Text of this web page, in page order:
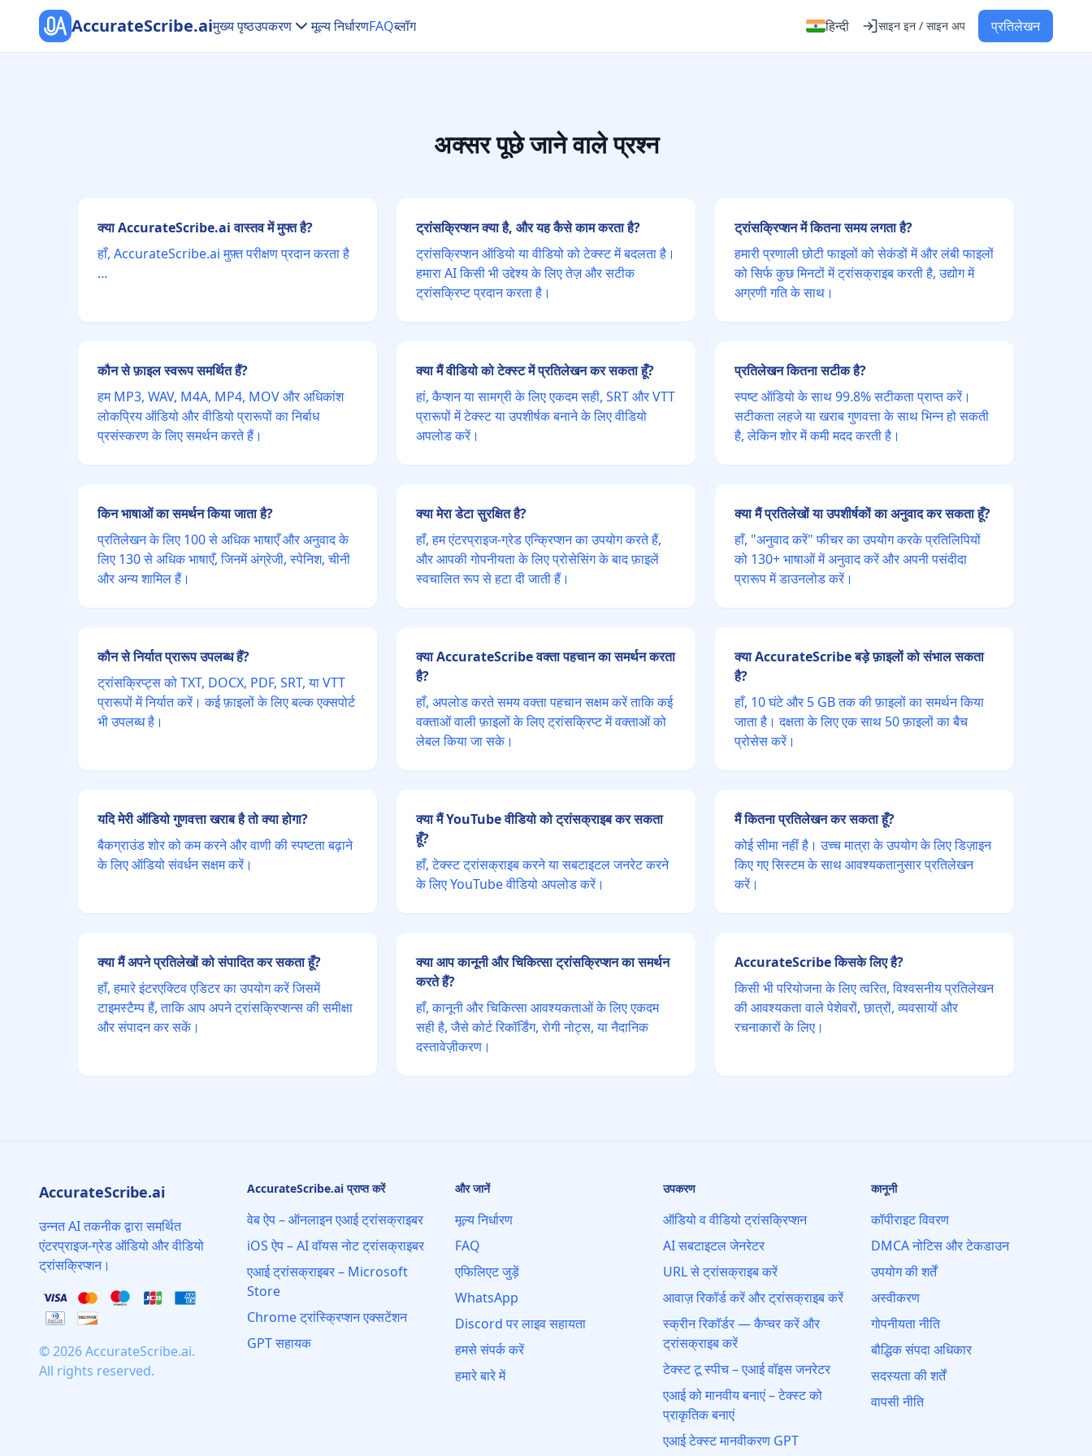
AccurateScribe.aiमुख्य पृष्ठउपकरण मूल्य निर्धारणFAQब्लॉग हिन्दी साइन इन / साइन अप प्रतिलेखन
अक्सर पूछे जाने वाले प्रश्न
क्या AccurateScribe.ai वास्तव में मुफ्त है?
हाँ, AccurateScribe.ai मुफ़्त परीक्षण प्रदान करता है
…
ट्रांसक्रिप्शन क्या है, और यह कैसे काम करता है?
ट्रांसक्रिप्शन ऑडियो या वीडियो को टेक्स्ट में बदलता है।
हमारा AI किसी भी उद्देश्य के लिए तेज़ और सटीक
ट्रांसक्रिप्ट प्रदान करता है।
ट्रांसक्रिप्शन में कितना समय लगता है?
हमारी प्रणाली छोटी फाइलों को सेकंडों में और लंबी फाइलों
को सिर्फ कुछ मिनटों में ट्रांसक्राइब करती है, उद्योग में
अग्रणी गति के साथ।
कौन से फ़ाइल स्वरूप समर्थित हैं?
हम MP3, WAV, M4A, MP4, MOV और अधिकांश
लोकप्रिय ऑडियो और वीडियो प्रारूपों का निर्बाध
प्रसंस्करण के लिए समर्थन करते हैं।
क्या मैं वीडियो को टेक्स्ट में प्रतिलेखन कर सकता हूँ?
हां, कैप्शन या सामग्री के लिए एकदम सही, SRT और VTT
प्रारूपों में टेक्स्ट या उपशीर्षक बनाने के लिए वीडियो
अपलोड करें।
प्रतिलेखन कितना सटीक है?
स्पष्ट ऑडियो के साथ 99.8% सटीकता प्राप्त करें।
सटीकता लहजे या खराब गुणवत्ता के साथ भिन्न हो सकती
है, लेकिन शोर में कमी मदद करती है।
किन भाषाओं का समर्थन किया जाता है?
प्रतिलेखन के लिए 100 से अधिक भाषाएँ और अनुवाद के
लिए 130 से अधिक भाषाएँ, जिनमें अंग्रेजी, स्पेनिश, चीनी
और अन्य शामिल हैं।
क्या मेरा डेटा सुरक्षित है?
हाँ, हम एंटरप्राइज-ग्रेड एन्क्रिप्शन का उपयोग करते हैं,
और आपकी गोपनीयता के लिए प्रोसेसिंग के बाद फ़ाइलें
स्वचालित रूप से हटा दी जाती हैं।
क्या मैं प्रतिलेखों या उपशीर्षकों का अनुवाद कर सकता हूँ?
हाँ, "अनुवाद करें" फीचर का उपयोग करके प्रतिलिपियों
को 130+ भाषाओं में अनुवाद करें और अपनी पसंदीदा
प्रारूप में डाउनलोड करें।
कौन से निर्यात प्रारूप उपलब्ध हैं?
ट्रांसक्रिप्ट्स को TXT, DOCX, PDF, SRT, या VTT
प्रारूपों में निर्यात करें। कई फ़ाइलों के लिए बल्क एक्सपोर्ट
भी उपलब्ध है।
क्या AccurateScribe वक्ता पहचान का समर्थन करता
है?
हाँ, अपलोड करते समय वक्ता पहचान सक्षम करें ताकि कई
वक्ताओं वाली फ़ाइलों के लिए ट्रांसक्रिप्ट में वक्ताओं को
लेबल किया जा सके।
क्या AccurateScribe बड़े फ़ाइलों को संभाल सकता
है?
हाँ, 10 घंटे और 5 GB तक की फ़ाइलों का समर्थन किया
जाता है। दक्षता के लिए एक साथ 50 फ़ाइलों का बैच
प्रोसेस करें।
यदि मेरी ऑडियो गुणवत्ता खराब है तो क्या होगा?
बैकग्राउंड शोर को कम करने और वाणी की स्पष्टता बढ़ाने
के लिए ऑडियो संवर्धन सक्षम करें।
क्या मैं YouTube वीडियो को ट्रांसक्राइब कर सकता
हूँ?
हाँ, टेक्स्ट ट्रांसक्राइब करने या सबटाइटल जनरेट करने
के लिए YouTube वीडियो अपलोड करें।
मैं कितना प्रतिलेखन कर सकता हूँ?
कोई सीमा नहीं है। उच्च मात्रा के उपयोग के लिए डिज़ाइन
किए गए सिस्टम के साथ आवश्यकतानुसार प्रतिलेखन
करें।
क्या मैं अपने प्रतिलेखों को संपादित कर सकता हूँ?
हाँ, हमारे इंटरएक्टिव एडिटर का उपयोग करें जिसमें
टाइमस्टैम्प हैं, ताकि आप अपने ट्रांसक्रिप्शन्स की समीक्षा
और संपादन कर सकें।
क्या आप कानूनी और चिकित्सा ट्रांसक्रिप्शन का समर्थन
करते हैं?
हाँ, कानूनी और चिकित्सा आवश्यकताओं के लिए एकदम
सही है, जैसे कोर्ट रिकॉर्डिंग, रोगी नोट्स, या नैदानिक
दस्तावेज़ीकरण।
AccurateScribe किसके लिए है?
किसी भी परियोजना के लिए त्वरित, विश्वसनीय प्रतिलेखन
की आवश्यकता वाले पेशेवरों, छात्रों, व्यवसायों और
रचनाकारों के लिए।
AccurateScribe.ai
उन्नत AI तकनीक द्वारा समर्थित
एंटरप्राइज-ग्रेड ऑडियो और वीडियो
ट्रांसक्रिप्शन।
© 2026 AccurateScribe.ai.
All rights reserved.
AccurateScribe.ai प्राप्त करें
वेब ऐप – ऑनलाइन एआई ट्रांसक्राइबर
iOS ऐप – AI वॉयस नोट ट्रांसक्राइबर
एआई ट्रांसक्राइबर – Microsoft
Store
Chrome ट्रांस्क्रिप्शन एक्सटेंशन
GPT सहायक
और जानें
मूल्य निर्धारण
FAQ
एफिलिएट जुड़ें
WhatsApp
Discord पर लाइव सहायता
हमसे संपर्क करें
हमारे बारे में
उपकरण
ऑडियो व वीडियो ट्रांसक्रिप्शन
AI सबटाइटल जेनरेटर
URL से ट्रांसक्राइब करें
आवाज़ रिकॉर्ड करें और ट्रांसक्राइब करें
स्क्रीन रिकॉर्डर — कैप्चर करें और
ट्रांसक्राइब करें
टेक्स्ट टू स्पीच – एआई वॉइस जनरेटर
एआई को मानवीय बनाएं – टेक्स्ट को
प्राकृतिक बनाएं
एआई टेक्स्ट मानवीकरण GPT
कानूनी
कॉपीराइट विवरण
DMCA नोटिस और टेकडाउन
उपयोग की शर्तें
अस्वीकरण
गोपनीयता नीति
बौद्धिक संपदा अधिकार
सदस्यता की शर्तें
वापसी नीति